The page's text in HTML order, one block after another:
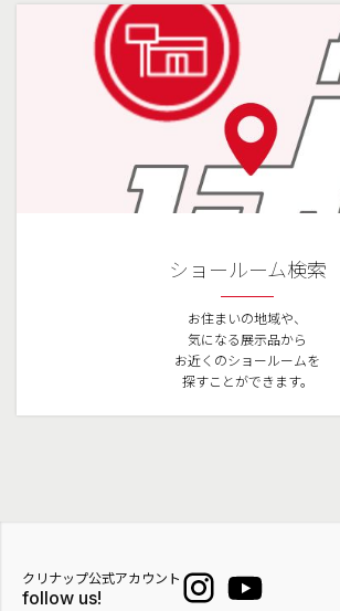
ショールーム検索
お住まいの地域や、
気になる展示品から
お近くのショールームを
探すことができます。
クリナップ公式アカウント
follow us!